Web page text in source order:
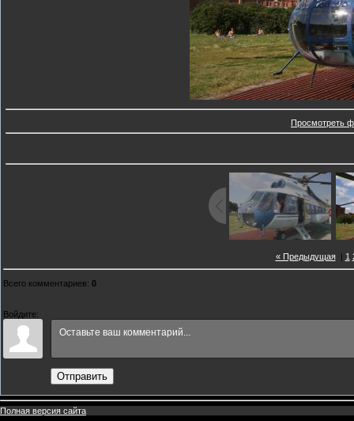
Просмотреть
« Предыдущая| 1
Всего комментариев: 0
Войдите:
Отправить
Полная версия сайта